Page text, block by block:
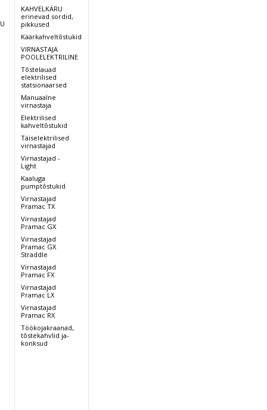
KAHVELKÄRU
erinevad sordid,
pikkused
Käärkahveltõstukid
VIRNASTAJA
POOLELEKTRILINE
Tõstelauad
elektrilised
statsionaarsed
Manuaalne
virnastaja
Elektrilised
kahveltõstukid
Täiselektrilised
virnastajad
Virnastajad -
Light
Kaaluga
pumptõstukid
Virnastajad
Pramac TX
Virnastajad
Pramac GX
Virnastajad
Pramac GX
Straddle
Virnastajad
Pramac FX
Virnastajad
Pramac LX
Virnastajad
Pramac RX
Töökojakraanad,
tõstekahvlid ja-
konksud